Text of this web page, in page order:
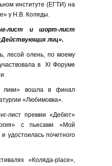
институте (ЕГТИ) на
у Н.В. Коляды.
лист и шорт-лист
лиц».
лесой олень, по моему
в XI Форуме
лики» вошла в финал
«Любимовка».
лист премии «Дебют»
с пьесами «Мой
удостоилась почетного
«Коляда-place»,